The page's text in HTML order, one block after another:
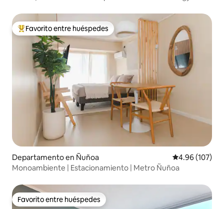
De los mejores en Favorito entre huéspedes
Favorito entre huéspedes
Departamento en Ñuñoa Calificación
4.96 (107)
Monoambiente | Estacionamiento | Metro Ñuñoa
Favorito entre huéspedes
Favorito entre huéspedes